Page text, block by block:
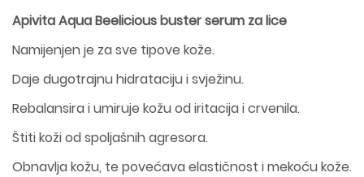
Apivita Aqua Beelicious buster serum za lice
Namijenjen je za sve tipove kože.
Daje dugotrajnu hidrataciju i svježinu.
Rebalansira i umiruje kožu od iritacija i crvenila.
Štiti koži od spoljašnih agresora.
Obnavlja kožu, te povećava elastičnost i mekoću kože.